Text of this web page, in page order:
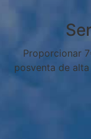
Proporcionar
posventa de